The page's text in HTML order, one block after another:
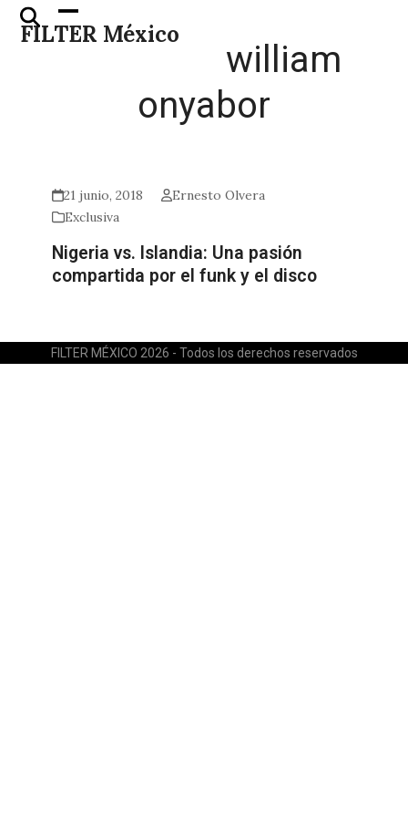
Skip
FILTER México
Open
mobile
Close
mobile
william
onyabor
21 junio, 2018
Ernesto Olvera
Exclusiva
Nigeria vs. Islandia: Una pasión
compartida por el funk y el disco
FILTER MÉXICO 2026 - Todos los derechos reservados